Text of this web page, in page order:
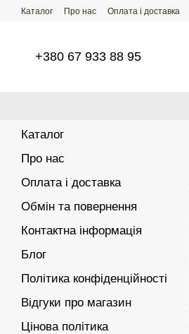
Перейти до основного контенту
Каталог Про нас Оплата і доставка
+380 67 933 88 95
Каталог
Про нас
Оплата і доставка
Обмін та повернення
Контактна інформація
Блог
Політика конфіденційності
Відгуки про магазин
Цінова політика